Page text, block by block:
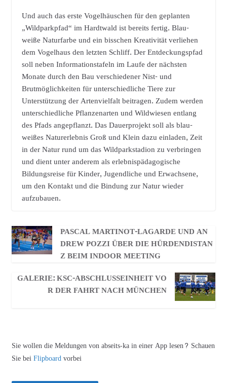
Und auch das erste Vogelhäuschen für den geplanten
„Wildparkpfad“ im Hardtwald ist bereits fertig. Blau-
weiße Naturfarbe und ein bisschen Kreativität verliehen
dem Vogelhaus den letzten Schliff. Der Entdeckungspfad
soll neben Informationstafeln im Laufe der nächsten
Monate durch den Bau verschiedener Nist- und
Brutmöglichkeiten für unterschiedliche Tiere zur
Unterstützung der Artenvielfalt beitragen. Zudem werden
unterschiedliche Pflanzenarten und Wildwiesen entlang
des Pfads angepflanzt. Das Dauerprojekt soll als blau-
weißes Naturerlebnis Groß und Klein dazu einladen, Zeit
in der Natur rund um das Wildparkstadion zu verbringen
und dient unter anderem als erlebnispädagogische
Bildungsreise für Kinder, Jugendliche und Erwachsene,
um den Kontakt und die Bindung zur Natur wieder
aufzubauen.
PASCAL MARTINOT-LAGARDE UND AN
DREW POZZI ÜBER DIE HÜRDENDISTAN
Z BEIM INDOOR MEETING
GALERIE: KSC-ABSCHLUSSEINHEIT VO
R DER FAHRT NACH MÜNCHEN
Sie wollen die Meldungen von abseits-ka in einer App lesen? Schauen
Sie beiFlipboardvorbei